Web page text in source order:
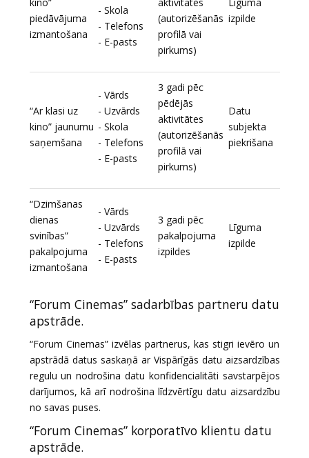
piedāvājuma
izmantošana
- Skola
- Telefons
- E-pasts
(autorizēšanās
profilā vai
pirkums)
izpilde
“Ar klasi uz
kino” jaunumu
saņemšana
- Vārds
- Uzvārds
- Skola
- Telefons
- E-pasts
3 gadi pēc
pēdējās
aktivitātes
(autorizēšanās
profilā vai
pirkums)
Datu
subjekta
piekrišana
“Dzimšanas
dienas
svinības”
pakalpojuma
izmantošana
- Vārds
- Uzvārds
- Telefons
- E-pasts
3 gadi pēc
pakalpojuma
izpildes
Līguma
izpilde
“Forum Cinemas” sadarbības partneru datu
apstrāde.
“Forum Cinemas” izvēlas partnerus, kas stigri ievēro un
apstrādā datus saskaņā ar Vispārīgās datu aizsardzības
regulu un nodrošina datu konfidencialitāti savstarpējos
darījumos, kā arī nodrošina līdzvērtīgu datu aizsardzību
no savas puses.
“Forum Cinemas” korporatīvo klientu datu
apstrāde.